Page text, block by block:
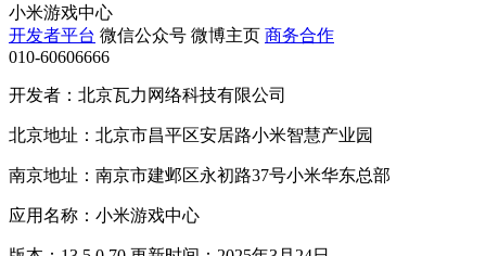
小米游戏中心
开发者平台 微信公众号 微博主页 商务合作
010-60606666
开发者：北京瓦力网络科技有限公司
北京地址：北京市昌平区安居路小米智慧产业园
南京地址：南京市建邺区永初路37号小米华东总部
应用名称：小米游戏中心